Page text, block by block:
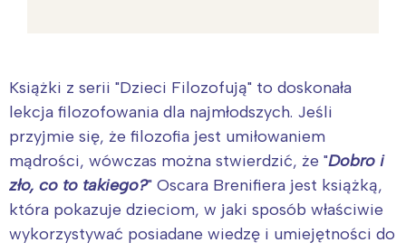
Książki z serii "Dzieci Filozofują" to doskonała
lekcja filozofowania dla najmłodszych. Jeśli
przyjmie się, że filozofia jest umiłowaniem
mądrości, wówczas można stwierdzić, że "Dobro i
zło, co to takiego?" Oscara Brenifiera jest książką,
która pokazuje dzieciom, w jaki sposób właściwie
wykorzystywać posiadane wiedzę i umiejętności do